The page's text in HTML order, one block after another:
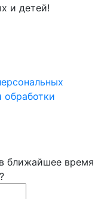
и детей!
обработки
ближайшее время